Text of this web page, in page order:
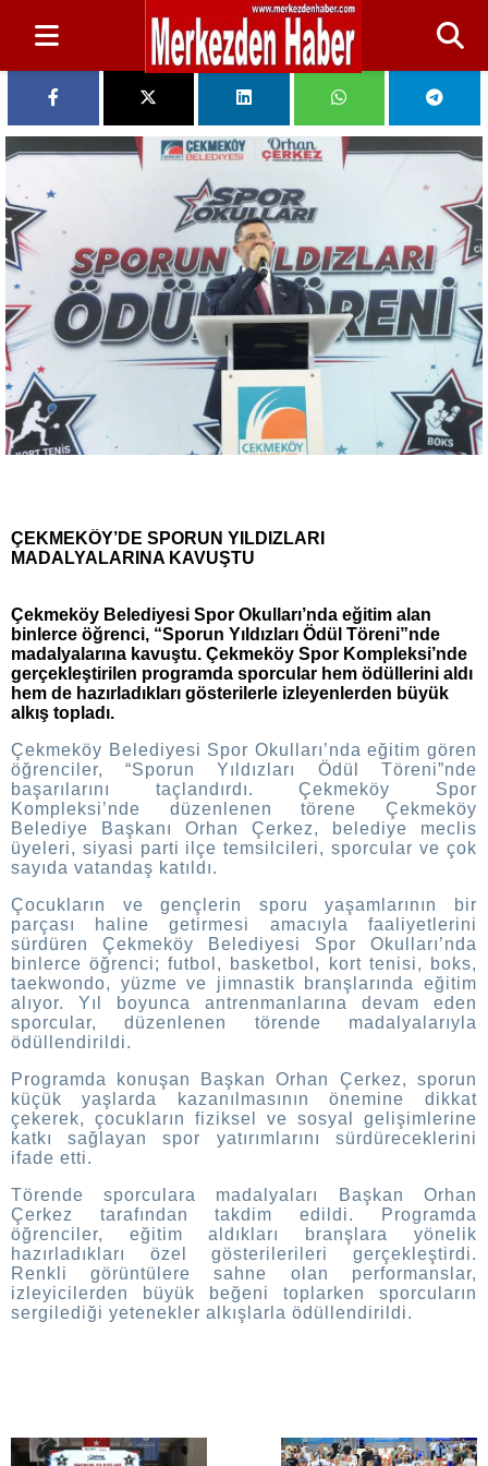
ÇEKMEKÖY’DE SPORUN YILDIZLARI
MADALYALARINA KAVUŞTU
Çekmeköy Belediyesi Spor Okulları’nda eğitim alan
binlerce öğrenci, “Sporun Yıldızları Ödül Töreni”nde
madalyalarına kavuştu. Çekmeköy Spor Kompleksi’nde
gerçekleştirilen programda sporcular hem ödüllerini aldı
hem de hazırladıkları gösterilerle izleyenlerden büyük
alkış topladı.
Çekmeköy Belediyesi Spor Okulları’nda eğitim gören
öğrenciler, “Sporun Yıldızları Ödül Töreni”nde
başarılarını taçlandırdı. Çekmeköy Spor
Kompleksi’nde düzenlenen törene Çekmeköy
Belediye Başkanı Orhan Çerkez, belediye meclis
üyeleri, siyasi parti ilçe temsilcileri, sporcular ve çok
sayıda vatandaş katıldı.
Çocukların ve gençlerin sporu yaşamlarının bir
parçası haline getirmesi amacıyla faaliyetlerini
sürdüren Çekmeköy Belediyesi Spor Okulları’nda
binlerce öğrenci; futbol, basketbol, kort tenisi, boks,
taekwondo, yüzme ve jimnastik branşlarında eğitim
alıyor. Yıl boyunca antrenmanlarına devam eden
sporcular, düzenlenen törende madalyalarıyla
ödüllendirildi.
Programda konuşan Başkan Orhan Çerkez, sporun
küçük yaşlarda kazanılmasının önemine dikkat
çekerek, çocukların fiziksel ve sosyal gelişimlerine
katkı sağlayan spor yatırımlarını sürdüreceklerini
ifade etti.
Törende sporculara madalyaları Başkan Orhan
Çerkez tarafından takdim edildi. Programda
öğrenciler, eğitim aldıkları branşlara yönelik
hazırladıkları özel gösterilerileri gerçekleştirdi.
Renkli görüntülere sahne olan performanslar,
izleyicilerden büyük beğeni toplarken sporcuların
sergilediği yetenekler alkışlarla ödüllendirildi.